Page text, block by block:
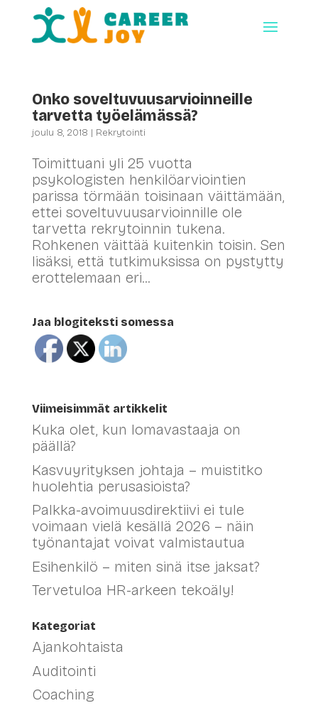
Onko soveltuvuusarvioinneille
tarvetta työelämässä?
joulu 8, 2018 | Rekrytointi
Toimittuani yli 25 vuotta
psykologisten henkilöarviointien
parissa törmään toisinaan väittämään,
ettei soveltuvuusarvioinnille ole
tarvetta rekrytoinnin tukena.
Rohkenen väittää kuitenkin toisin. Sen
lisäksi, että tutkimuksissa on pystytty
erottelemaan eri...
Jaa blogiteksti somessa
Viimeisimmät artikkelit
Kuka olet, kun lomavastaaja on
päällä?
Kasvuyrityksen johtaja – muistitko
huolehtia perusasioista?
Palkka-avoimuusdirektiivi ei tule
voimaan vielä kesällä 2026 – näin
työnantajat voivat valmistautua
Esihenkilö – miten sinä itse jaksat?
Tervetuloa HR-arkeen tekoäly!
Kategoriat
Ajankohtaista
Auditointi
Coaching